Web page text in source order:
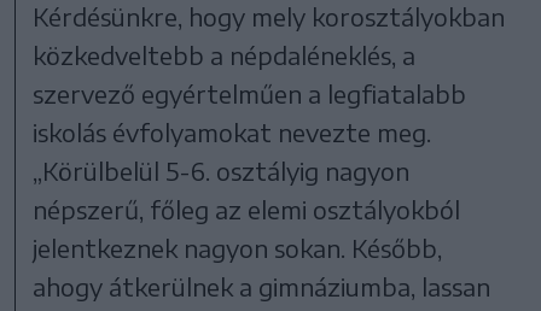
Kérdésünkre, hogy mely korosztályokban
közkedveltebb a népdaléneklés, a
szervező egyértelműen a legfiatalabb
iskolás évfolyamokat nevezte meg.
„Körülbelül 5-6. osztályig nagyon
népszerű, főleg az elemi osztályokból
jelentkeznek nagyon sokan. Később,
ahogy átkerülnek a gimnáziumba, lassan